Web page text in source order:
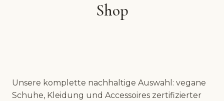
Shop
Unsere komplette nachhaltige Auswahl: vegane
Schuhe, Kleidung und Accessoires zertifizierter